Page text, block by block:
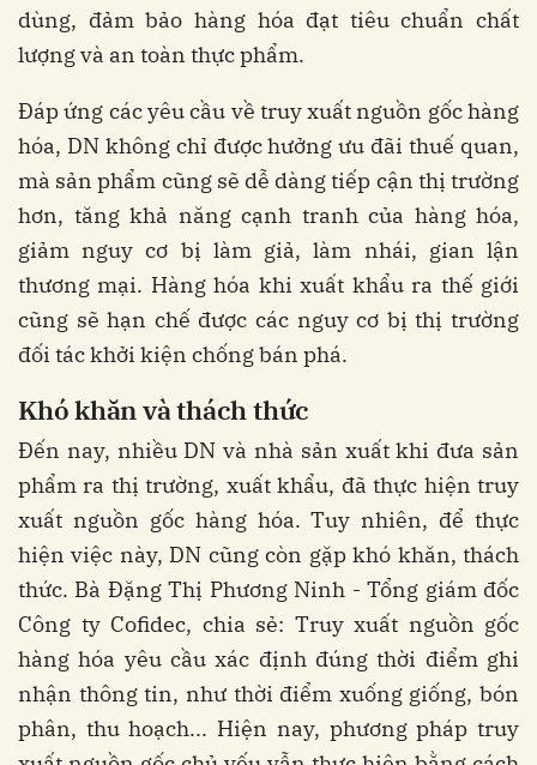
dùng, đảm bảo hàng hóa đạt tiêu chuẩn chất
lượng và an toàn thực phẩm.
Đáp ứng các yêu cầu về truy xuất nguồn gốc hàng
hóa, DN không chỉ được hưởng ưu đãi thuế quan,
mà sản phẩm cũng sẽ dễ dàng tiếp cận thị trường
hơn, tăng khả năng cạnh tranh của hàng hóa,
giảm nguy cơ bị làm giả, làm nhái, gian lận
thương mại. Hàng hóa khi xuất khẩu ra thế giới
cũng sẽ hạn chế được các nguy cơ bị thị trường
đối tác khởi kiện chống bán phá.
Khó khăn và thách thức
Đến nay, nhiều DN và nhà sản xuất khi đưa sản
phẩm ra thị trường, xuất khẩu, đã thực hiện truy
xuất nguồn gốc hàng hóa. Tuy nhiên, để thực
hiện việc này, DN cũng còn gặp khó khăn, thách
thức. Bà Đặng Thị Phương Ninh - Tổng giám đốc
Công ty Cofidec, chia sẻ: Truy xuất nguồn gốc
hàng hóa yêu cầu xác định đúng thời điểm ghi
nhận thông tin, như thời điểm xuống giống, bón
phân, thu hoạch... Hiện nay, phương pháp truy